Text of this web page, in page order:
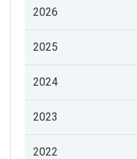
2026
2025
2024
2023
2022